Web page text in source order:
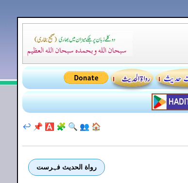
🏠
👥
🔍
🧩
🅰️
📌
↩️
رواة الحديث فہرست